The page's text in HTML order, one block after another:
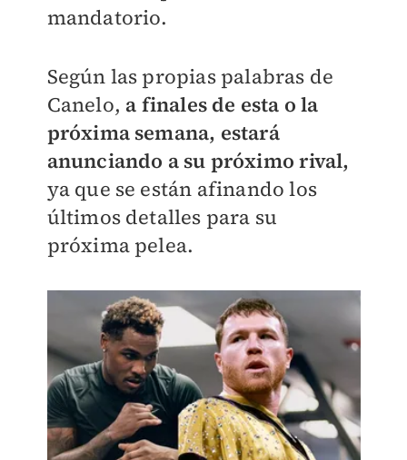
mandatorio.
Según las propias palabras de
Canelo, a finales de esta o la
próxima semana, estará
anunciando a su próximo rival,
ya que se están afinando los
últimos detalles para su
próxima pelea.